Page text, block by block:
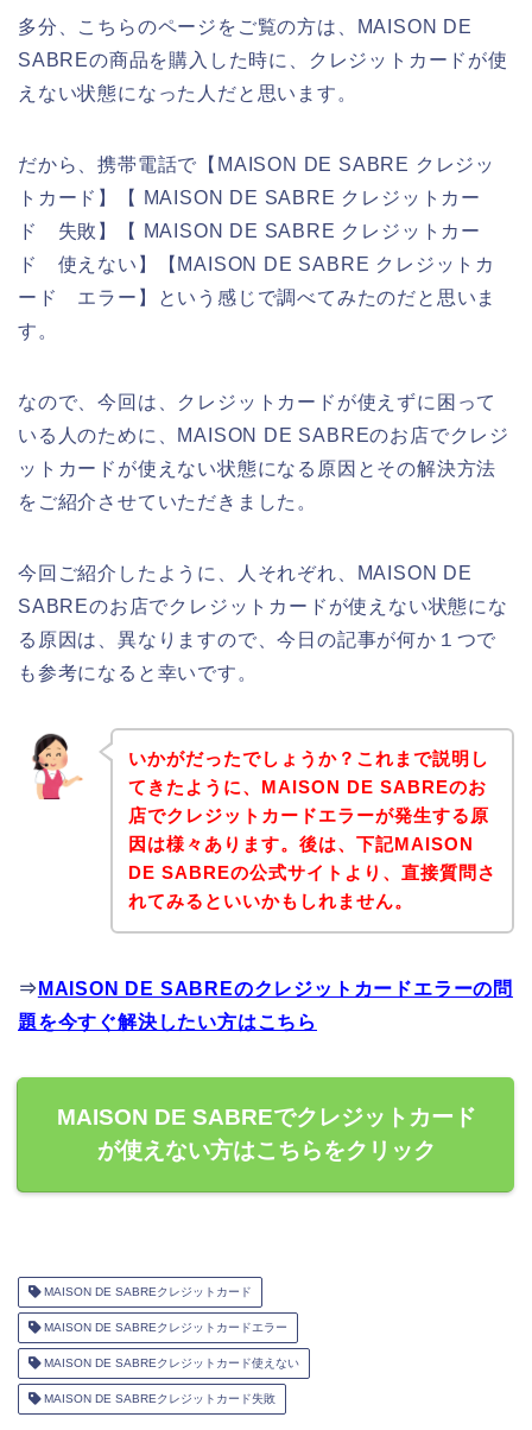
多分、こちらのページをご覧の方は、MAISON DE
SABREの商品を購入した時に、クレジットカードが使
えない状態になった人だと思います。
だから、携帯電話で【MAISON DE SABRE クレジッ
トカード】【 MAISON DE SABRE クレジットカー
ド 失敗】【 MAISON DE SABRE クレジットカー
ド 使えない】【MAISON DE SABRE クレジットカ
ード エラー】という感じで調べてみたのだと思いま
す。
なので、今回は、クレジットカードが使えずに困って
いる人のために、MAISON DE SABREのお店でクレジ
ットカードが使えない状態になる原因とその解決方法
をご紹介させていただきました。
今回ご紹介したように、人それぞれ、MAISON DE
SABREのお店でクレジットカードが使えない状態にな
る原因は、異なりますので、今日の記事が何か１つで
も参考になると幸いです。
いかがだったでしょうか？これまで説明し
てきたように、MAISON DE SABREのお
店でクレジットカードエラーが発生する原
因は様々あります。後は、下記MAISON
DE SABREの公式サイトより、直接質問さ
れてみるといいかもしれません。
⇒ MAISON DE SABREのクレジットカードエラーの問
題を今すぐ解決したい方はこちら
MAISON DE SABREでクレジットカード
が使えない方はこちらをクリック
MAISON DE SABREクレジットカード
MAISON DE SABREクレジットカードエラー
MAISON DE SABREクレジットカード使えない
MAISON DE SABREクレジットカード失敗